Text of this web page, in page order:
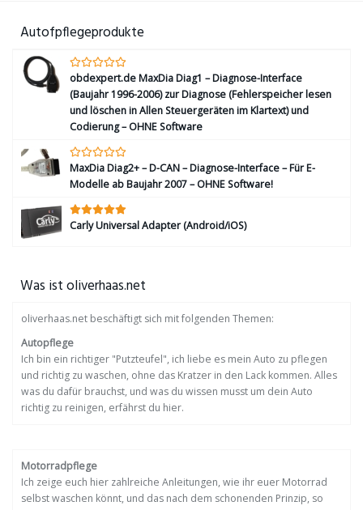
Autofpflegeprodukte
obdexpert.de MaxDia Diag1 – Diagnose-Interface
(Baujahr 1996-2006) zur Diagnose (Fehlerspeicher lesen
und löschen in Allen Steuergeräten im Klartext) und
Codierung – OHNE Software
MaxDia Diag2+ – D-CAN – Diagnose-Interface – Für E-
Modelle ab Baujahr 2007 – OHNE Software!
Carly Universal Adapter (Android/iOS)
Was ist oliverhaas.net
oliverhaas.net beschäftigt sich mit folgenden Themen:
Autopflege
Ich bin ein richtiger "Putzteufel", ich liebe es mein Auto zu pflegen
und richtig zu waschen, ohne das Kratzer in den Lack kommen. Alles
was du dafür brauchst, und was du wissen musst um dein Auto
richtig zu reinigen, erfährst du hier.
Motorradpflege
Ich zeige euch hier zahlreiche Anleitungen, wie ihr euer Motorrad
selbst waschen könnt, und das nach dem schonenden Prinzip, so